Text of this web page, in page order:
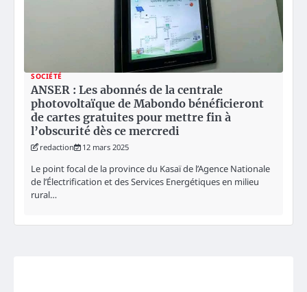
SOCIÉTÉ
ANSER : Les abonnés de la centrale
photovoltaïque de Mabondo bénéficieront
de cartes gratuites pour mettre fin à
l’obscurité dès ce mercredi
redaction 12 mars 2025
Le point focal de la province du Kasaï de l’Agence Nationale
de l’Électrification et des Services Energétiques en milieu
rural…